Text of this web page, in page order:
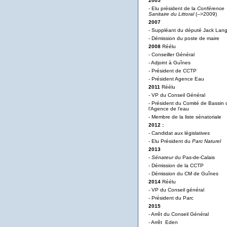
- Elu président de la Conférence
Sanitaire du Littoral(-->2009)
2007
- Suppléant du député Jack Lang
- Démission du poste de maire
2008 Réélu
- Conseiller Général
- Adjoint à Guînes
- Président de CCTP
- Président Agence Eau
2011 Réélu
- VP du Conseil Général
- Président du Comité de Bassin
l’Agence de l’eau
- Membre de la liste sénatoriale
2012 :
- Candidat aux législatives
- Elu Président du Parc Naturel
2013
- Sénateurdu Pas-de-Calais
- Démission de la CCTP
- Démission du CM de Guînes
2014 Réélu
- VP du Conseil général
- Président du Parc
2015
- Arrêt du Conseil Général
- Arrêt Eden